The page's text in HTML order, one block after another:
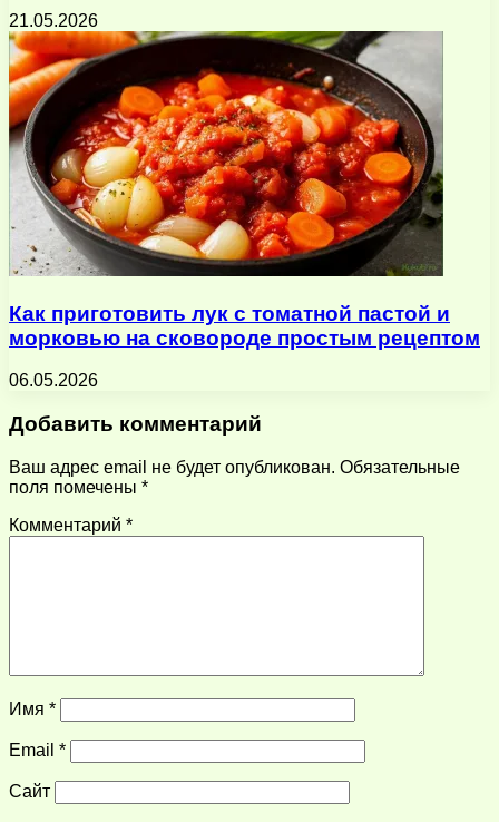
21.05.2026
Как приготовить лук с томатной пастой и
морковью на сковороде простым рецептом
06.05.2026
Добавить комментарий
Ваш адрес email не будет опубликован. Обязательные
поля помечены *
Комментарий *
Имя *
Email *
Сайт